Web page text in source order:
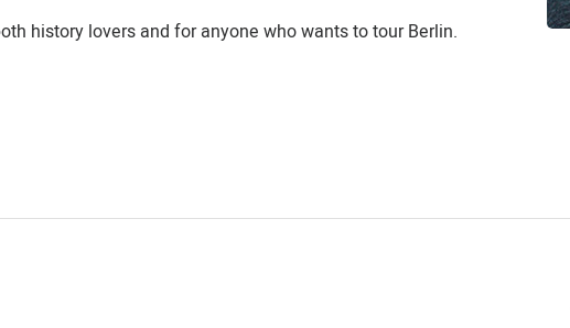
history lovers and for anyone who wants to tour Berlin.